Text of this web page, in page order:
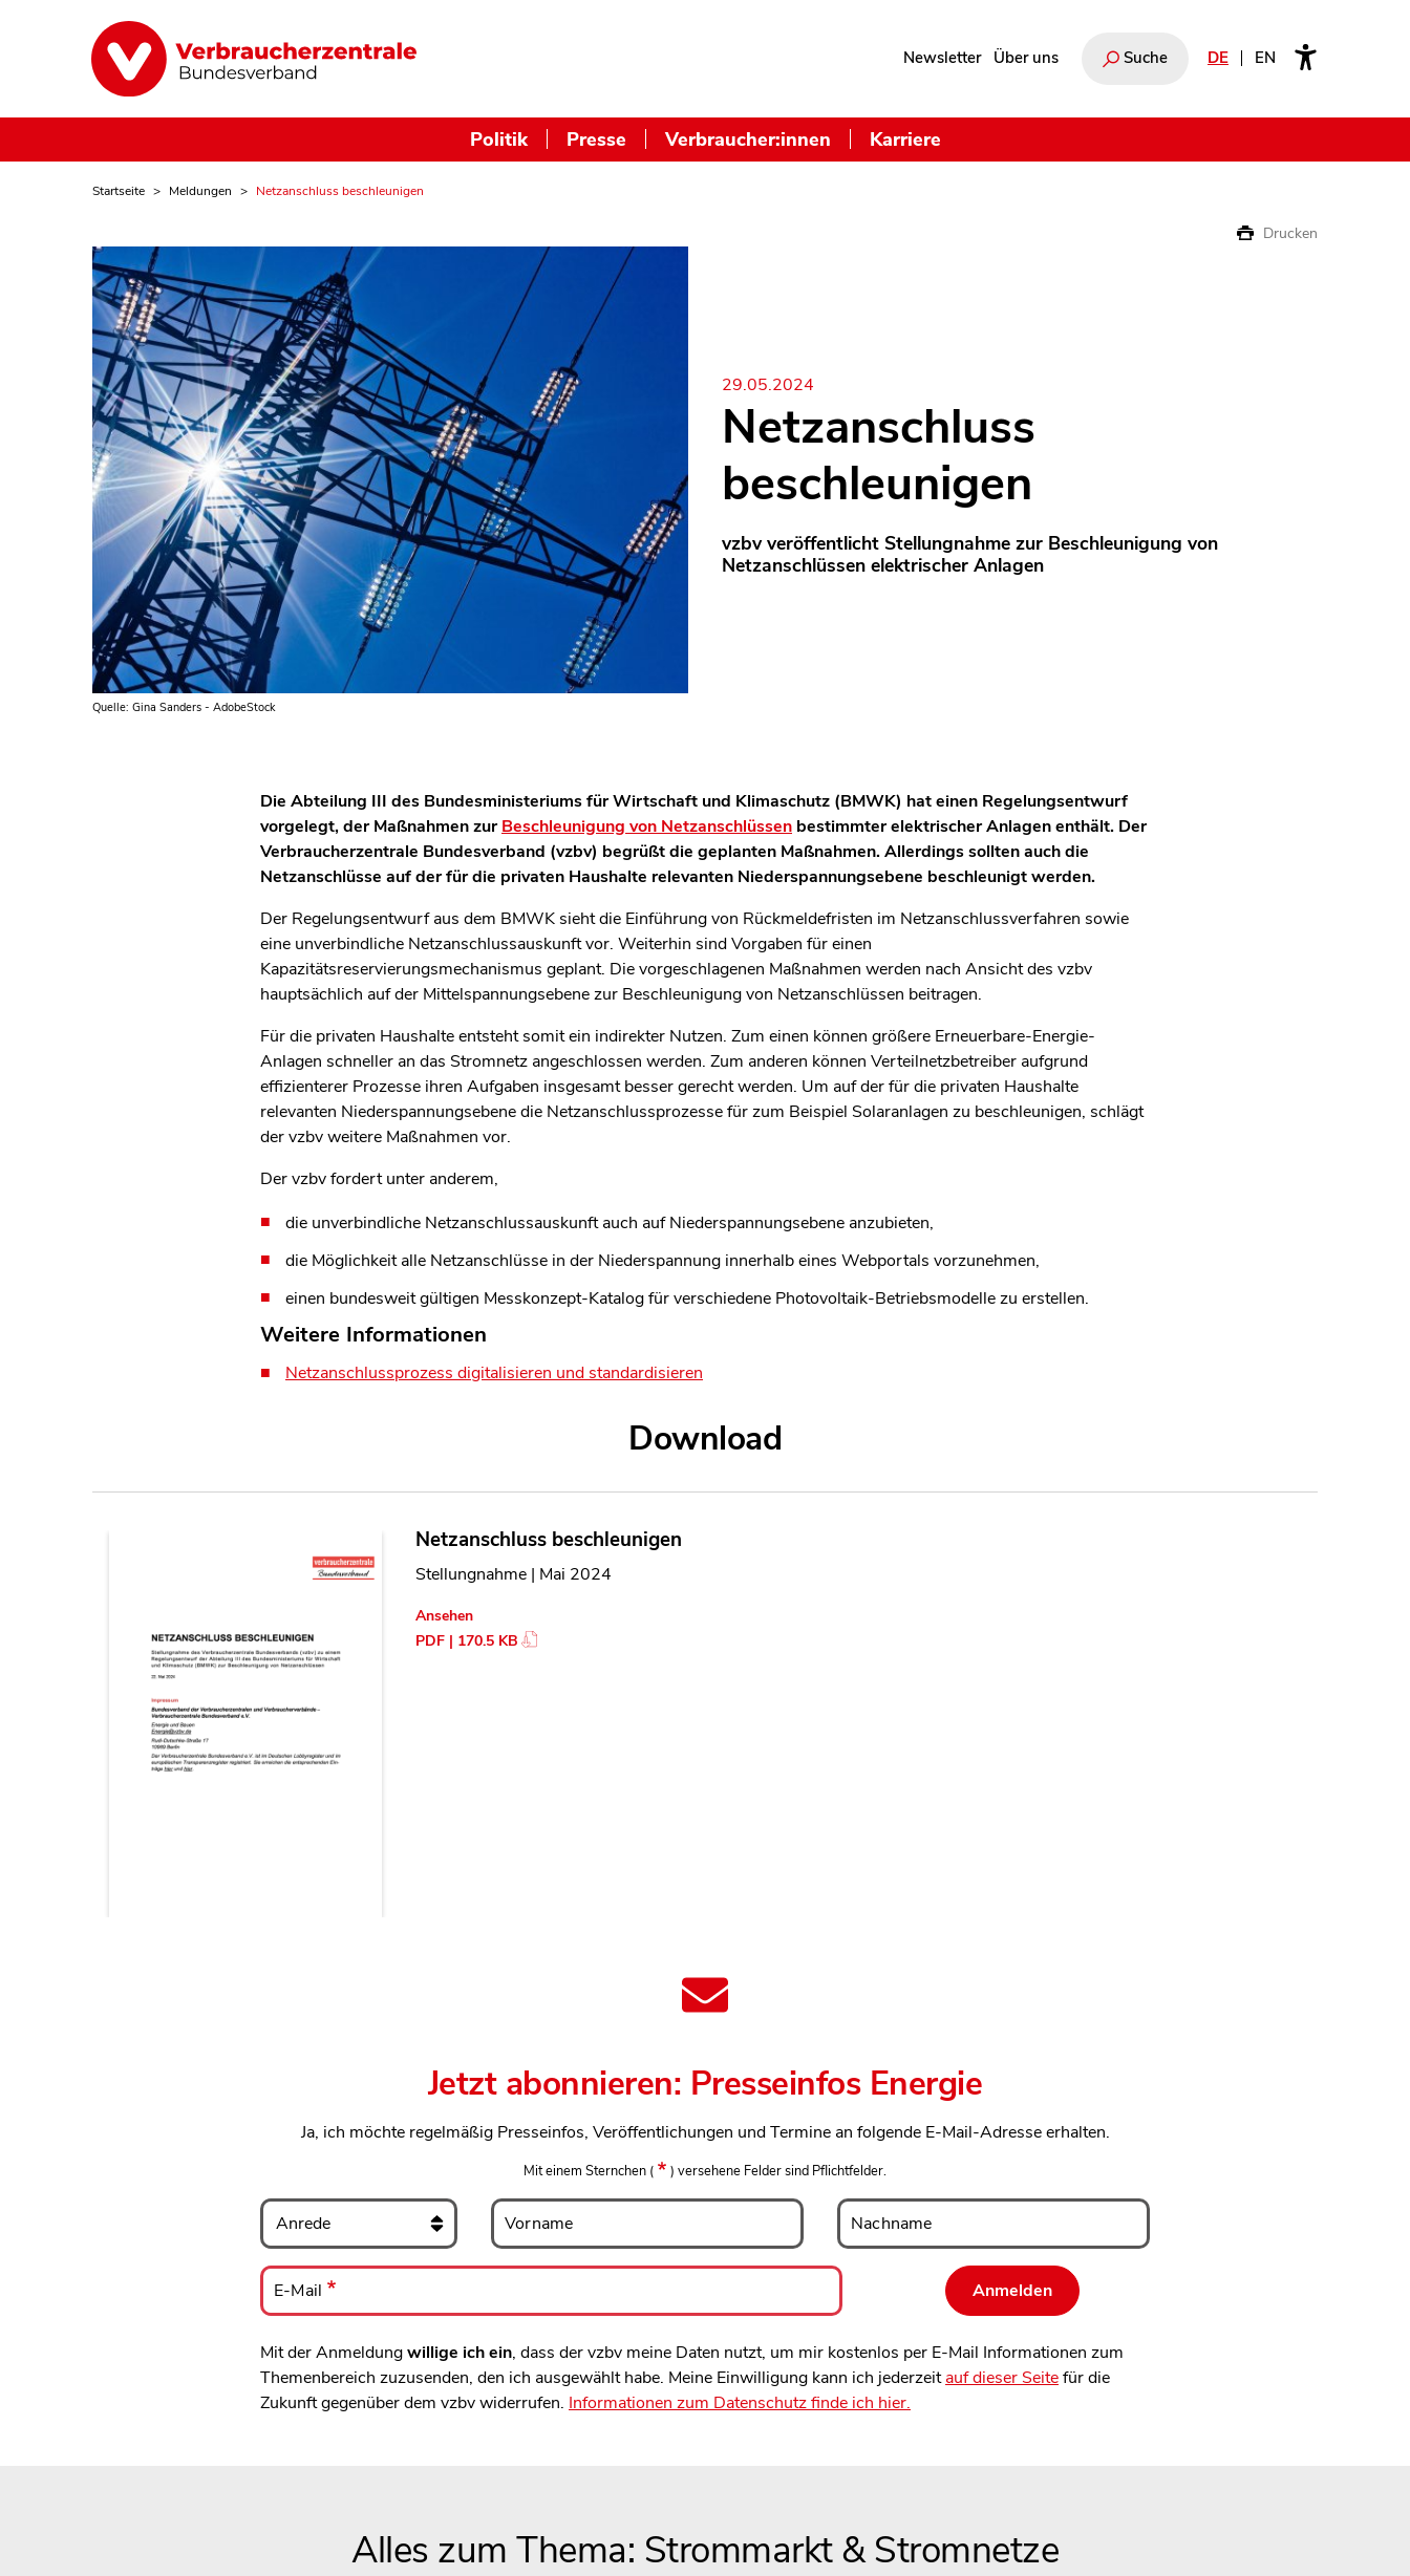
Newsletter Über uns Suche DE EN
Politik Presse Verbraucher:innen Karriere
Startseite Meldungen Netzanschluss beschleunigen
Drucken
Quelle: Gina Sanders - AdobeStock
29.05.2024
Netzanschluss
beschleunigen
vzbv veröffentlicht Stellungnahme zur Beschleunigung von
Netzanschlüssen elektrischer Anlagen
Die Abteilung III des Bundesministeriums für Wirtschaft und Klimaschutz (BMWK) hat einen Regelungsentwurf
vorgelegt, der Maßnahmen zurBeschleunigung von Netzanschlüssen bestimmter elektrischer Anlagen enthält. Der
Verbraucherzentrale Bundesverband (vzbv) begrüßt die geplanten Maßnahmen. Allerdings sollten auch die
Netzanschlüsse auf der für die privaten Haushalte relevanten Niederspannungsebene beschleunigt werden.
Der Regelungsentwurf aus dem BMWK sieht die Einführung von Rückmeldefristen im Netzanschlussverfahren sowie
eine unverbindliche Netzanschlussauskunft vor. Weiterhin sind Vorgaben für einen
Kapazitätsreservierungsmechanismus geplant. Die vorgeschlagenen Maßnahmen werden nach Ansicht des vzbv
hauptsächlich auf der Mittelspannungsebene zur Beschleunigung von Netzanschlüssen beitragen.
Für die privaten Haushalte entsteht somit ein indirekter Nutzen. Zum einen können größere Erneuerbare-Energie-
Anlagen schneller an das Stromnetz angeschlossen werden. Zum anderen können Verteilnetzbetreiber aufgrund
effizienterer Prozesse ihren Aufgaben insgesamt besser gerecht werden. Um auf der für die privaten Haushalte
relevanten Niederspannungsebene die Netzanschlussprozesse für zum Beispiel Solaranlagen zu beschleunigen, schlägt
der vzbv weitere Maßnahmen vor.
Der vzbv fordert unter anderem,
die unverbindliche Netzanschlussauskunft auch auf Niederspannungsebene anzubieten,
die Möglichkeit alle Netzanschlüsse in der Niederspannung innerhalb eines Webportals vorzunehmen,
einen bundesweit gültigen Messkonzept-Katalog für verschiedene Photovoltaik-Betriebsmodelle zu erstellen.
Weitere Informationen
Netzanschlussprozess digitalisieren und standardisieren
Download
Netzanschluss beschleunigen
Stellungnahme | Mai 2024
Ansehen
PDF | 170.5 KB
Jetzt abonnieren: Presseinfos Energie
Ja, ich möchte regelmäßig Presseinfos, Veröffentlichungen und Termine an folgende E-Mail-Adresse erhalten.
Mit einem Sternchen ( ) versehene Felder sind Pflichtfelder.
Anrede Vorname
Vorname
Nachname
Nachname
E-
Mail
E-Mail
Mit der Anmeldungwillige ich ein, dass der vzbv meine Daten nutzt, um mir kostenlos per E-Mail Informationen zum
Themenbereich zuzusenden, den ich ausgewählt habe. Meine Einwilligung kann ich jederzeitauf dieser Seitefür die
Zukunft gegenüber dem vzbv widerrufen. Informationen zum Datenschutz finde ich hier.
Alles zum Thema: Strommarkt & Stromnetze